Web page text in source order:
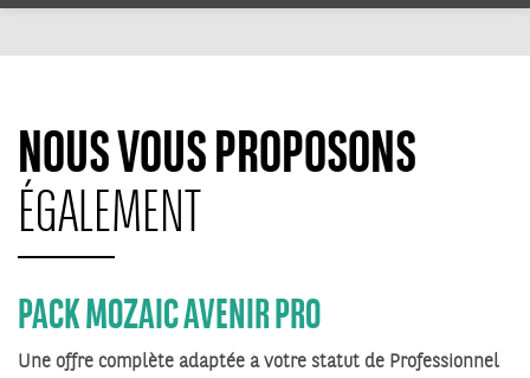
NOUS VOUS PROPOSONS
ÉGALEMENT
PACK MOZAIC AVENIR PRO
Une offre complète adaptée à votre statut de Professionnel